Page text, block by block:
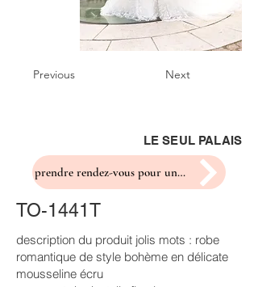
Previous Next
LE SEUL PALAIS
prendre rendez-vous pour un essayage
TO-1441T
description du produit jolis mots : robe
romantique de style bohème en délicate
mousseline écru